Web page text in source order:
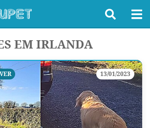
EM IRLANDA
13/01/2023